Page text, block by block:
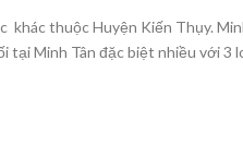
khác thuộc Huyện Kiến Thụy.
tại Minh Tân đặc biệt nhiều với 3